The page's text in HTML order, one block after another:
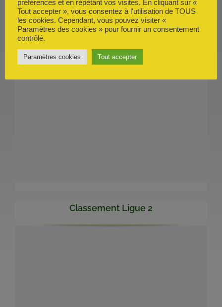
Classement Ligue 2
préférences et en répétant vos visites. En cliquant sur «
Tout accepter », vous consentez à l'utilisation de TOUS
les cookies. Cependant, vous pouvez visiter «
Paramètres des cookies » pour fournir un consentement
contrôlé.
Paramètres cookies Tout accepter